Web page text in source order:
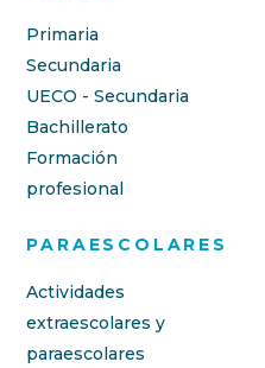
Primaria
Secundaria
UECO - Secundaria
Bachillerato
Formación
profesional
PARAESCOLARES
Actividades
extraescolares y
paraescolares